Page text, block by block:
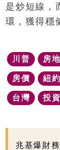
是炒短線，
環，獲得穩
川普 房
房價 紐約
台灣 投資
兆基爆財